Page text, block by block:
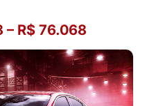
– R$ 76.068